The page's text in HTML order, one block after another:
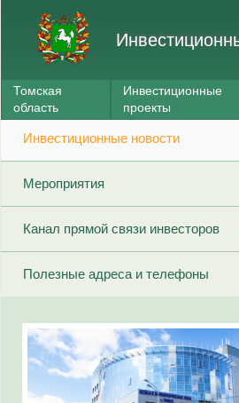
Томская
область
Инвестиционные
проекты
Инвестиционные новости
Мероприятия
Канал прямой связи инвесторов
Полезные адреса и телефоны